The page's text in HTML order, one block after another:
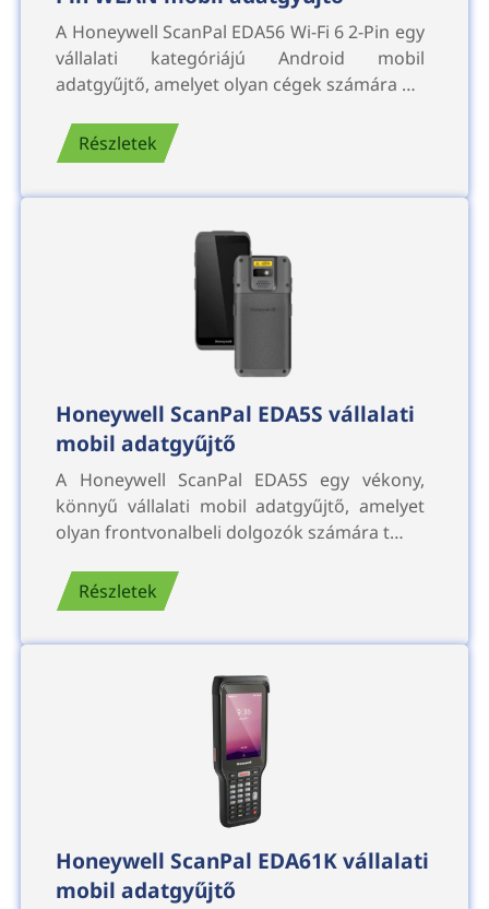
A Honeywell ScanPal EDA56 Wi-Fi 6 2-Pin egy
vállalati kategóriájú Android mobil
adatgyűjtő, amelyet olyan cégek számára …
Részletek
Honeywell ScanPal EDA5S vállalati
mobil adatgyűjtő
A Honeywell ScanPal EDA5S egy vékony,
könnyű vállalati mobil adatgyűjtő, amelyet
olyan frontvonalbeli dolgozók számára t…
Részletek
Honeywell ScanPal EDA61K vállalati
mobil adatgyűjtő